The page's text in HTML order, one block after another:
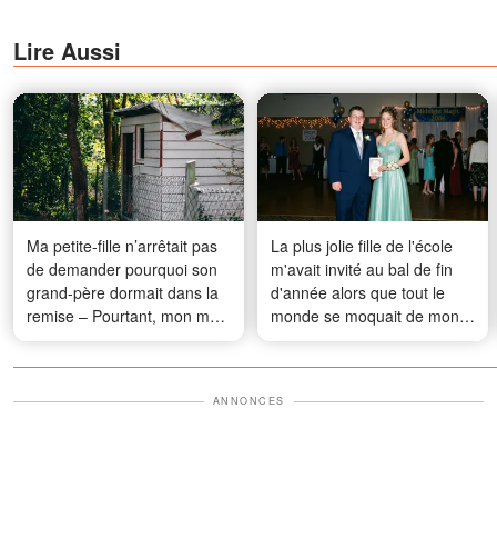
Lire Aussi
Ma petite-fille n’arrêtait pas
de demander pourquoi son
grand-père dormait dans la
remise – Pourtant, mon mari
était décédé huit mois plus
tôt
La plus jolie fille de l'école
m'avait invité au bal de fin
d'année alors que tout le
monde se moquait de mon
apparence – 20 ans plus
tard, elle ne m'a pas
changé sa vie
ANNONCES